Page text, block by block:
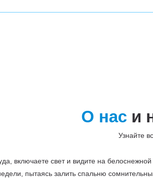
О наси
Узнайте
включаете свет и видите на
пытаясь залить спальню